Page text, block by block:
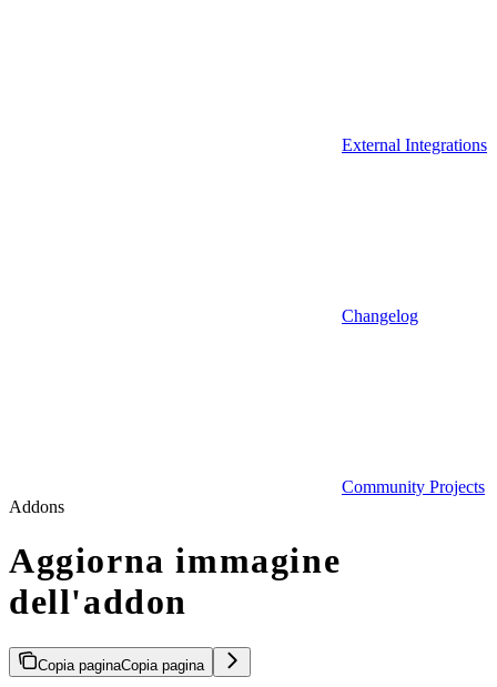
External Integrations
Changelog
Community Projects
Addons
Aggiorna immagine
dell'addon
Copia paginaCopia pagina